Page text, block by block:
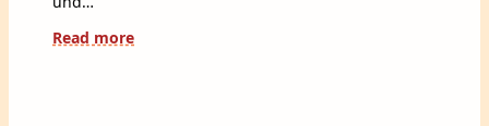
Read more